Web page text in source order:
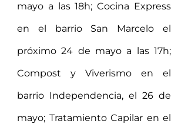
mayo a las 18h; Cocina Express
en el barrio San Marcelo el
próximo 24 de mayo a las 17h;
Compost y Viverismo en el
barrio Independencia, el 26 de
mayo; Tratamiento Capilar en el